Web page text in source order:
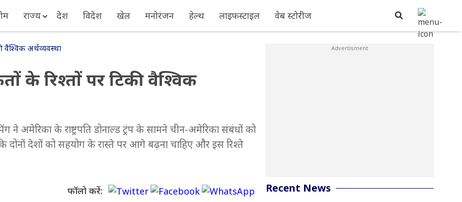
राज्य देश विदेश खेल मनोरंजन हेल्थ लाइफस्टाइल वेब स्टोरीज
वैश्विक अर्थव्यवस्था
के रिश्तों पर टिकी वैश्विक
ने अमेरिका के राष्ट्रपति डोनाल्ड ट्रंप के सामने चीन-अमेरिका संबंधों को
दोनों देशों को सहयोग के रास्ते पर आगे बढ़ना चाहिए और इस रिश्ते
फॉलो करें: Recent News